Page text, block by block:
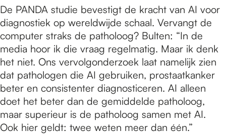
De PANDA studie bevestigt de kracht van AI voor
diagnostiek op wereldwijde schaal. Vervangt de
computer straks de patholoog? Bulten: “In de
media hoor ik die vraag regelmatig. Maar ik denk
het niet. Ons vervolgonderzoek laat namelijk zien
dat pathologen die AI gebruiken, prostaatkanker
beter en consistenter diagnosticeren. AI alleen
doet het beter dan de gemiddelde patholoog,
maar superieur is de patholoog samen met AI.
Ook hier geldt: twee weten meer dan één.”